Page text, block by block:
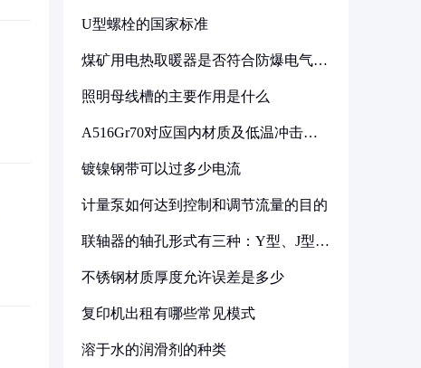
U型螺栓的国家标准
煤矿用电热取暖器是否符合防爆电气设
照明母线槽的主要作用是什么
A516Gr70对应国内材质及低温冲击要
镀镍钢带可以过多少电流
计量泵如何达到控制和调节流量的目的
联轴器的轴孔形式有三种：Y型、J型、
不锈钢材质厚度允许误差是多少
复印机出租有哪些常见模式
溶于水的润滑剂的种类